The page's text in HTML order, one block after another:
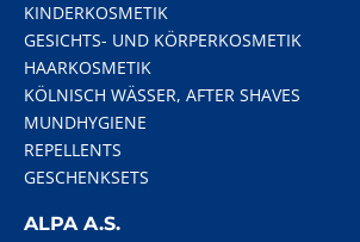
KINDERKOSMETIK
GESICHTS- UND KÖRPERKOSMETIK
HAARKOSMETIK
KÖLNISCH WÄSSER, AFTER SHAVES
MUNDHYGIENE
REPELLENTS
GESCHENKSETS
ALPA A.S.